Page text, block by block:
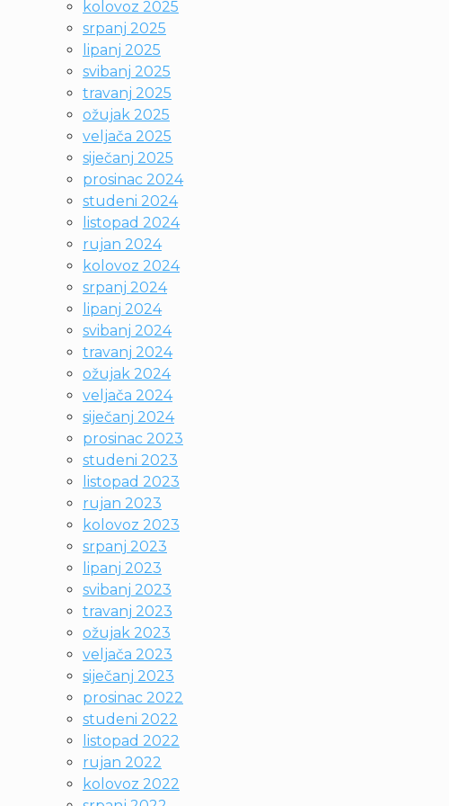
kolovoz 2025
srpanj 2025
lipanj 2025
svibanj 2025
travanj 2025
ožujak 2025
veljača 2025
siječanj 2025
prosinac 2024
studeni 2024
listopad 2024
rujan 2024
kolovoz 2024
srpanj 2024
lipanj 2024
svibanj 2024
travanj 2024
ožujak 2024
veljača 2024
siječanj 2024
prosinac 2023
studeni 2023
listopad 2023
rujan 2023
kolovoz 2023
srpanj 2023
lipanj 2023
svibanj 2023
travanj 2023
ožujak 2023
veljača 2023
siječanj 2023
prosinac 2022
studeni 2022
listopad 2022
rujan 2022
kolovoz 2022